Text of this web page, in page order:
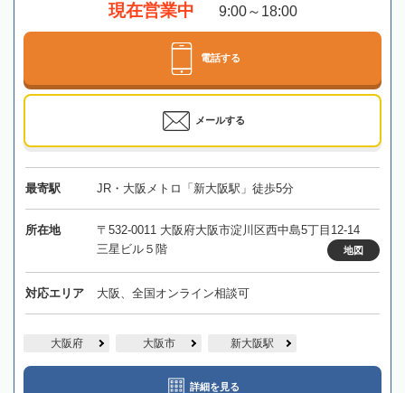
現在営業中 9:00～18:00
電話する
メールする
最寄駅 JR・大阪メトロ「新大阪駅」徒歩5分
所在地
〒532-0011 大阪府大阪市淀川区西中島5丁目12-14
三星ビル５階
地図
対応エリア 大阪、全国オンライン相談可
大阪府 大阪市 新大阪駅
詳細を見る